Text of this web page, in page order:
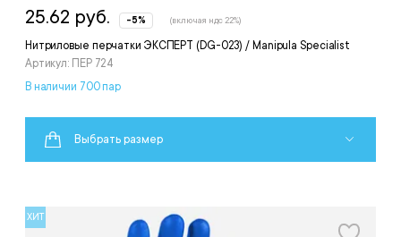
Нитриловые перчатки ЭКСПЕРТ (DG-023) / Manipula Specialist
Артикул: ПЕР 724
25.62 руб. -5% (включая ндс 22%)
В наличии 700 пар
Выбрать размер
ХИТ